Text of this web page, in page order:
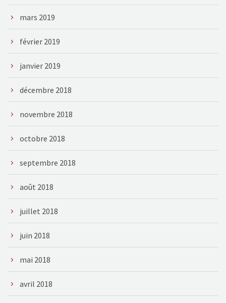
mars 2019
février 2019
janvier 2019
décembre 2018
novembre 2018
octobre 2018
septembre 2018
août 2018
juillet 2018
juin 2018
mai 2018
avril 2018